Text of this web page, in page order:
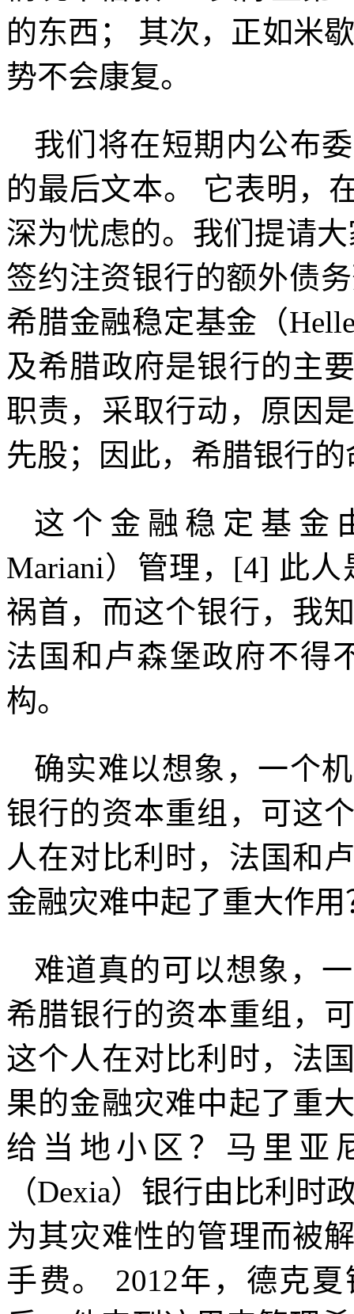
的东西； 其次，正如米
势不会康复。
我们将在短期内公布
的最后文本。 它表明，
深为忧虑的。我们提请
签约注资银行的额外债
希腊金融稳定基金（
及希腊政府是银行的主
职责，采取行动，原因
先股；因此，希腊银行
这个金融稳定基金
Mariani）管理， [4] 此人
祸首，而这个银行，我
法国和卢森堡政府不得
构。
确实难以想象，一个
银行的资本重组，可这
人在对比利时，法国和
金融灾难中起了重大作用
难道真的可以想象，
希腊银行的资本重组，
这个人在对比利时，法
果的金融灾难中起了重
给当地小区？马里亚
（Dexia）银行由比利时
为其灾难性的管理而被
手费。
2012年，德克